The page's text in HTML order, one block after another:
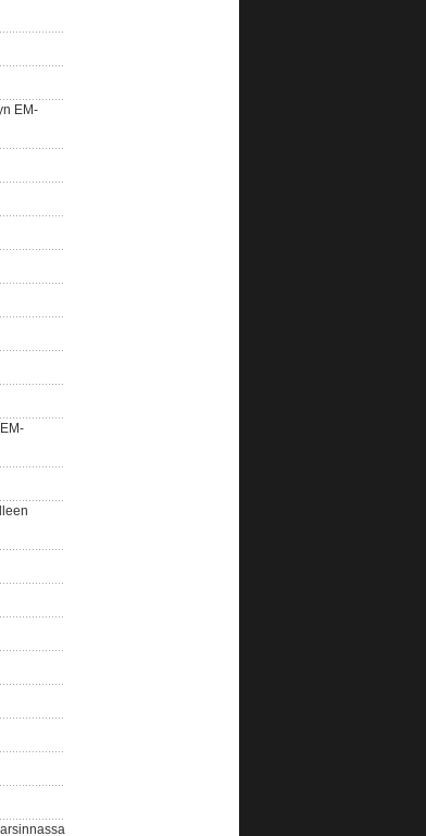
EM-